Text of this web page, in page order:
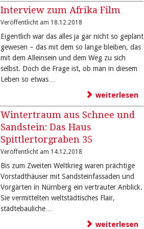
Interview zum Afrika Film
Veröffentlicht am 18.12.2018
Eigentlich war das alles ja gar nicht so geplant
gewesen – das mit dem so lange bleiben, das
mit dem Alleinsein und dem Weg zu sich
selbst. Doch die Frage ist, ob man in diesem
Leben so etwas…
weiterlesen
Wintertraum aus Schnee und
Sandstein: Das Haus
Spittlertorgraben 35
Veröffentlicht am 14.12.2018
Bis zum Zweiten Weltkrieg waren prächtige
Vorstadthäuser mit Sandsteinfassaden und
Vorgärten in Nürnberg ein vertrauter Anblick.
Sie vermittelten weltstädtisches Flair,
städtebauliche…
weiterlesen